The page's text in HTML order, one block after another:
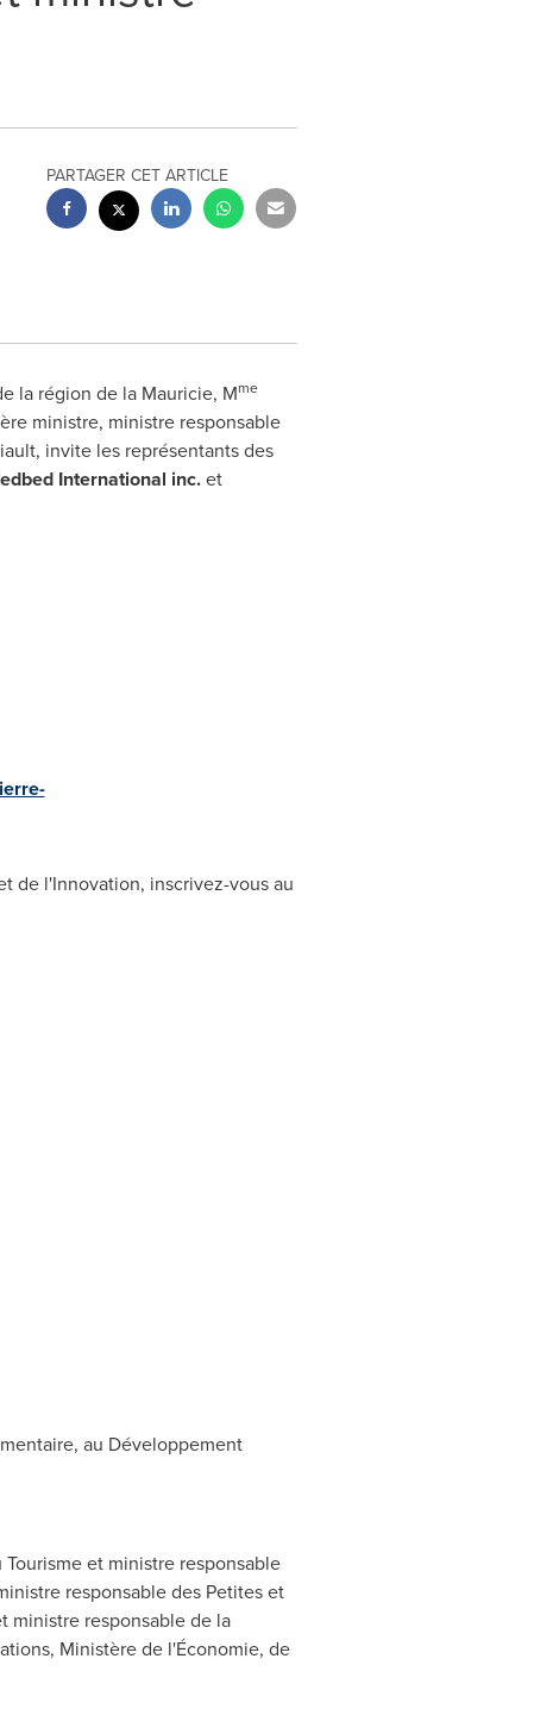
PARTAGER CET ARTICLE
la région de la Mauricie, Mme
ministre, ministre responsable
invite les représentants des
International inc.et
de l'Innovation, inscrivez-vous au
au Développement
et ministre responsable
responsable des Petites et
ministre responsable de la
Ministère de l'Économie, de